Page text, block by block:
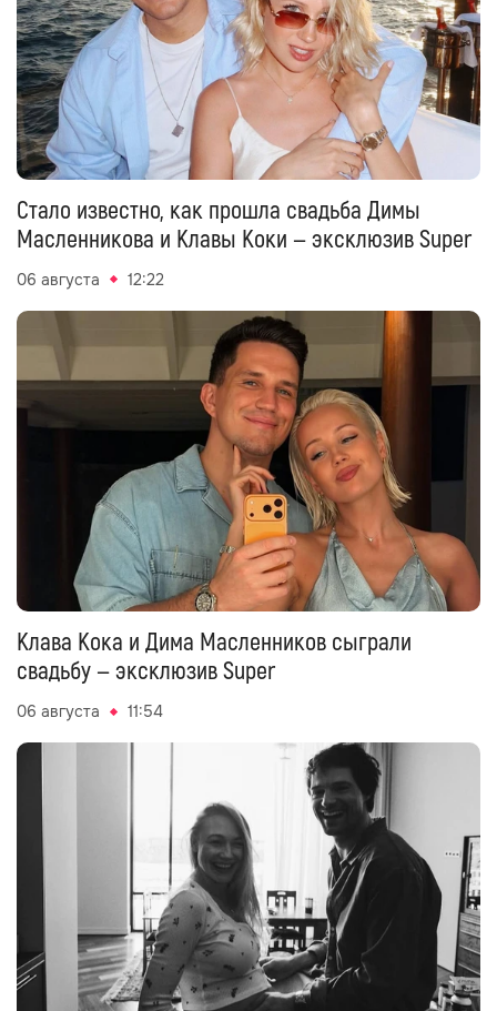
Стало известно, как прошла свадьба Димы
Масленникова и Клавы Коки — эксклюзив Super
06 августа 12:22
Клава Кока и Дима Масленников сыграли
свадьбу — эксклюзив Super
06 августа 11:54